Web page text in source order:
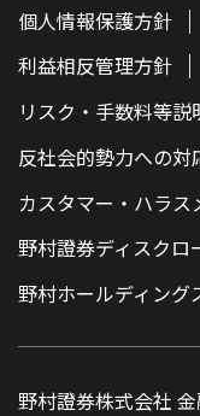
個人情報保護方針
利益相反管理方針
リスク・手数料等説
反社会的勢力への対
カスタマー・ハラス
野村證券ディスクロ
野村ホールディング
野村證券株式会社